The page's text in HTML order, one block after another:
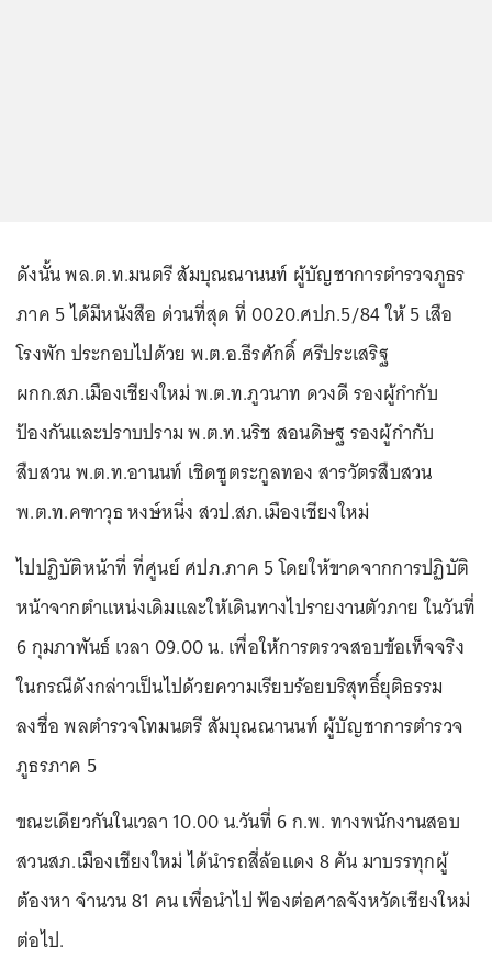
ดังนั้น พล.ต.ท.มนตรี สัมบุณณานนท์ ผู้บัญชาการตำรวจภูธร
ภาค 5 ได้มีหนังสือ ด่วนที่สุด ที่ 0020.ศปภ.5/84 ให้ 5 เสือ
โรงพัก ประกอบไปด้วย พ.ต.อ.ธีรศักดิ์ ศรีประเสริฐ
ผกก.สภ.เมืองเชียงใหม่ พ.ต.ท.ภูวนาท ดวงดี รองผู้กำกับ
ป้องกันและปราบปราม พ.ต.ท.นริช สอนดิษฐ รองผู้กำกับ
สืบสวน พ.ต.ท.อานนท์ เชิดชูตระกูลทอง สารวัตรสืบสวน
พ.ต.ท.คฑาวุธ หงษ์หนึ่ง สวป.สภ.เมืองเชียงใหม่
ไปปฏิบัติหน้าที่ ที่ศูนย์ ศปภ.ภาค 5 โดยให้ขาดจากการปฏิบัติ
หน้าจากตำแหน่งเดิมและให้เดินทางไปรายงานตัวภาย ในวันที่
6 กุมภาพันธ์ เวลา 09.00 น. เพื่อให้การตรวจสอบข้อเท็จจริง
ในกรณีดังกล่าวเป็นไปด้วยความเรียบร้อยบริสุทธิ์ยุติธรรม
ลงชื่อ พลตำรวจโทมนตรี สัมบุณณานนท์ ผู้บัญชาการตำรวจ
ภูธรภาค 5
ขณะเดียวกันในเวลา 10.00 น.วันที่ 6 ก.พ. ทางพนักงานสอบ
สวนสภ.เมืองเชียงใหม่ ได้นำรถสี่ล้อแดง 8 คัน มาบรรทุกผู้
ต้องหา จำนวน 81 คน เพื่อนำไป ฟ้องต่อศาลจังหวัดเชียงใหม่
ต่อไป.